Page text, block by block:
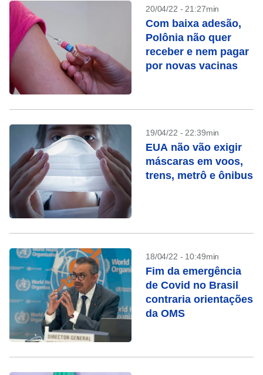
20/04/22 - 21:27min
Com baixa adesão,
Polônia não quer
receber e nem pagar
por novas vacinas
19/04/22 - 22:39min
EUA não vão exigir
máscaras em voos,
trens, metrô e ônibus
18/04/22 - 10:49min
Fim da emergência
de Covid no Brasil
contraria orientações
da OMS